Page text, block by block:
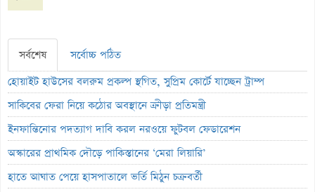
সর্বশেষ
সর্বোচ্চ পঠিত
হোয়াইট হাউসের বলরুম প্রকল্প স্থগিত, সুপ্রিম কোর্টে যাচ্ছেন ট্রাম্প
সাকিবের ফেরা নিয়ে কঠোর অবস্থানে ক্রীড়া প্রতিমন্ত্রী
ইনফান্তিনোর পদত্যাগ দাবি করল নরওয়ে ফুটবল ফেডারেশন
অস্কারের প্রাথমিক দৌড়ে পাকিস্তানের ‘মেরা লিয়ারি’
হাতে আঘাত পেয়ে হাসপাতালে ভর্তি মিঠুন চক্রবর্তী